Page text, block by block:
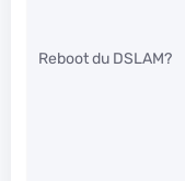
Reboot du DSLAM?